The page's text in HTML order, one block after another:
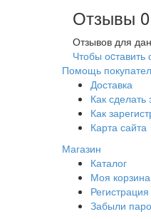
Отзывы 0
Отзывов для
Чтобы оcтавить
Помощь
Доставка
Как сделать
Как
Карта сайта
Магазин
Каталог
Моя корзина
Регистрация
Забыли